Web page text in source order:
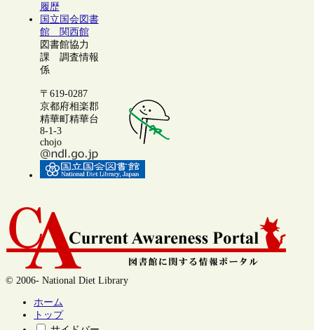
履歴
国立国会図書
館 関西館
図書館協力
課 調査情報
係
〒619-0287
京都府相楽郡
精華町精華台
8-1-3
chojo
© 2006- National Diet Library
ホーム
トップ